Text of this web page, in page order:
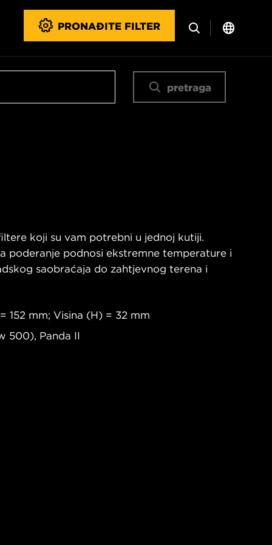
PRONAĐITE FILTER
pretraga
koji su vam potrebni u jednoj kutiji.
poderanje podnosi ekstremne temperature i
saobraćaja do zahtjevnog terena i
152 mm; Visina (H) = 32 mm
500), Panda II